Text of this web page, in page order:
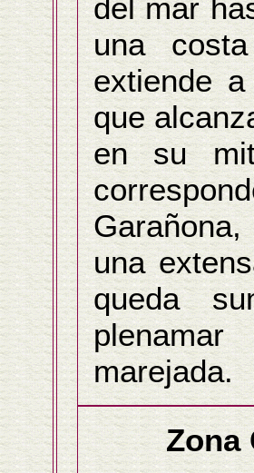
del mar
una
extiende
que
en su
una
queda
marejada.
Zona